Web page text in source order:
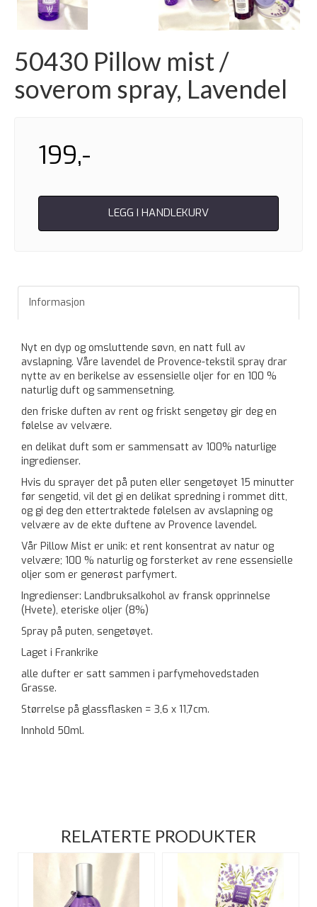
Next
50430 Pillow mist /
soverom spray, Lavendel
199,-
LEGG I HANDLEKURV
Informasjon
Nyt en dyp og omsluttende søvn, en natt full av
avslapning. Våre lavendel de Provence-tekstil spray drar
nytte av en berikelse av essensielle oljer for en 100 %
naturlig duft og sammensetning.
den friske duften av rent og friskt sengetøy gir deg en
følelse av velvære.
en delikat duft som er sammensatt av 100% naturlige
ingredienser.
Hvis du sprayer det på puten eller sengetøyet 15 minutter
før sengetid, vil det gi en delikat spredning i rommet ditt,
og gi deg den ettertraktede følelsen av avslapning og
velvære av de ekte duftene av Provence lavendel.
Vår Pillow Mist er unik: et rent konsentrat av natur og
velvære; 100 % naturlig og forsterket av rene essensielle
oljer som er generøst parfymert.
Ingredienser: Landbruksalkohol av fransk opprinnelse
(Hvete), eteriske oljer (8%)
Spray på puten, sengetøyet.
Laget i Frankrike
alle dufter er satt sammen i parfymehovedstaden
Grasse.
Størrelse på glassflasken = 3,6 x 11,7cm.
Innhold 50ml.
RELATERTE PRODUKTER